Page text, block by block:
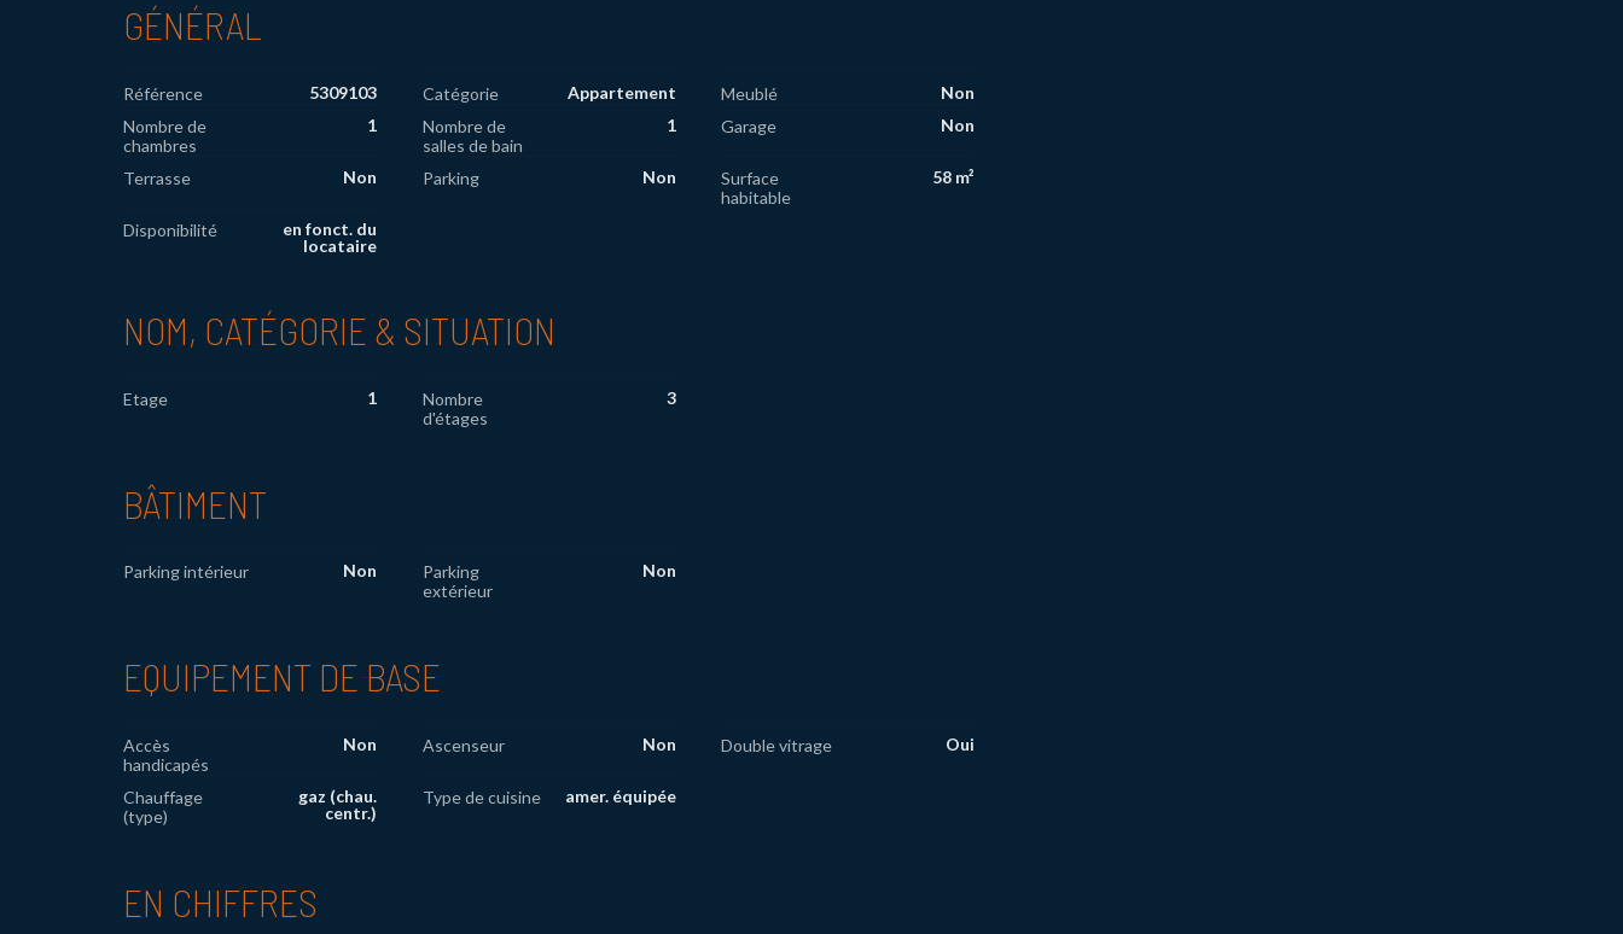
GÉNÉRAL
Référence 5309103 Catégorie Appartement Meublé
Non
Nombre de
chambres
1
Nombre de
salles de bain
1 Garage Non
Terrasse Non Parking Non
Surface
habitable
58 m²
Disponibilité
en fonct. du
locataire
NOM, CATÉGORIE & SITUATION
Etage 1
Nombre
d'étages
3
BÂTIMENT
Parking intérieur Non
Parking
extérieur
Non
EQUIPEMENT DE BASE
Accès
handicapés
Non Ascenseur Non Double vitrage Oui
Chauffage
(type)
gaz (chau.
centr.)
Type de cuisine amer. équipée
EN CHIFFRES